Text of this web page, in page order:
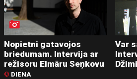
Nopietni gatavojos
briedumam. Intervija ar
režisoru Elmāru Seņkovu
© DIENA
Var